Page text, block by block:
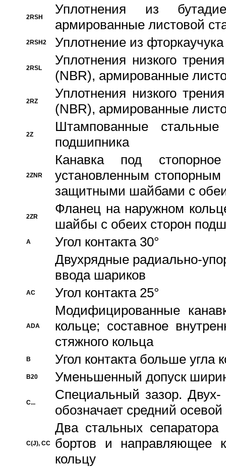
2RSH
Уплотнения из
армированные листовой
2RSH2 Уплотнение из
2RSL
Уплотнения низкого
(NBR), армированные
2RZ
Уплотнения низкого
(NBR), армированные
2Z
Штампованные
подшипника
2ZNR
Канавка под
установленным
защитными шайбами с
2ZR
Фланец на наружном
шайбы с обеих сторон
A
Угол контакта 30°
Двухрядные радиально-
ввода шариков
AC Угол контакта 25°
ADA
Модифицированные
кольце; составное
стяжного кольца
B Угол контакта больше угла
B20 Уменьшенный допуск
C...
Специальный зазор.
обозначает средний
C(J), CC
Два стальных сепаратора
бортов и направляющее
кольцу